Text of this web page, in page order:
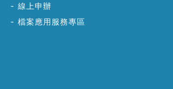
線上申辦
檔案應用服務專區